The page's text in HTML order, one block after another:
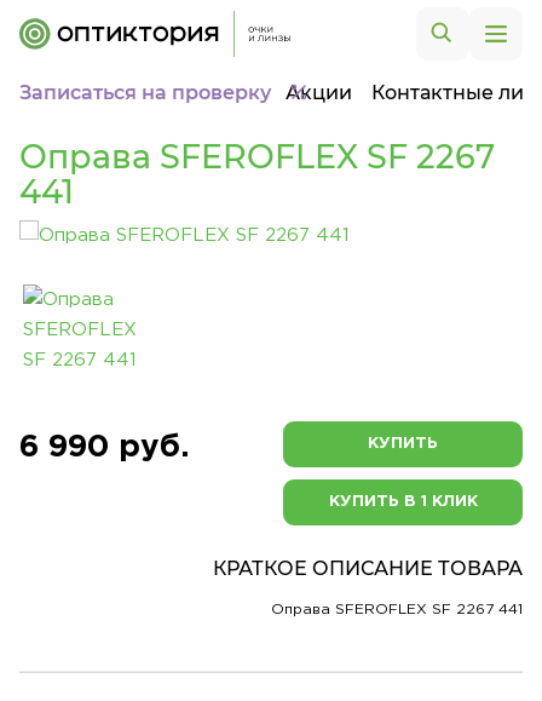
Записаться на проверку Акции Контактные
Оправа SFEROFLEX SF 2267
441
6 990 руб. КУПИТЬ
КУПИТЬ В 1 КЛИК
КРАТКОЕ ОПИСАНИЕ ТОВАРА
Оправа SFEROFLEX SF 2267 441